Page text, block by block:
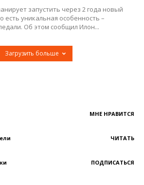
запустить через 2 года новый
есть уникальная особенность –
Об этом сообщил Илон...
Загрузить больше
МНЕ НРАВИТСЯ
ЧИТАТЬ
ПОДПИСАТЬСЯ